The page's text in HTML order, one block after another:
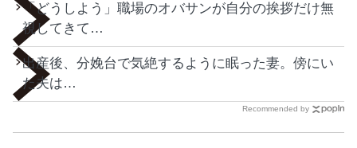
「どうしよう」職場のオバサンが自分の挨拶だけ無
視してきて…
出産後、分娩台で気絶するように眠った妻。傍にい
た夫は…
Recommended by